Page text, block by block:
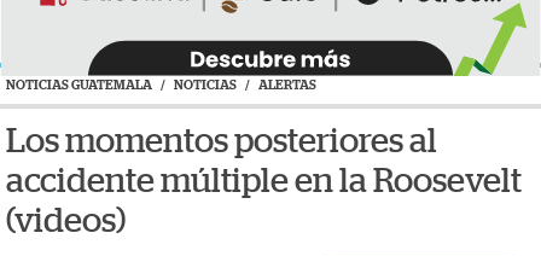
NOTICIAS GUATEMALA / NOTICIAS / ALERTAS
Los momentos posteriores al
accidente múltiple en la Roosevelt
(videos)